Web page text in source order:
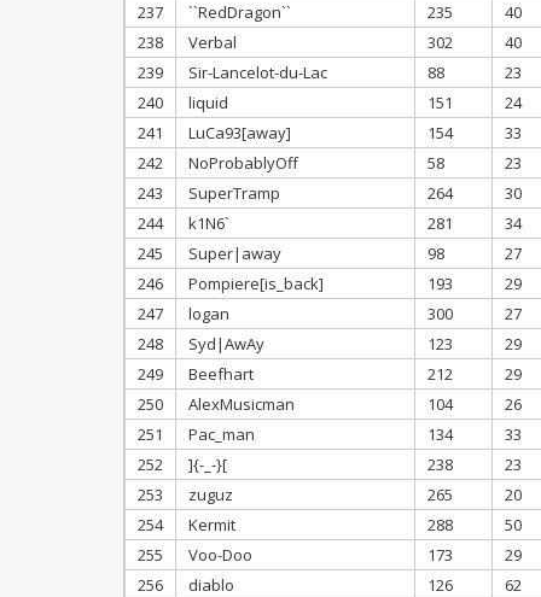
237
``RedDragon`` 235
40
238
Verbal 302
40
239
Sir-Lancelot-du-Lac 88
23
240
liquid 151
24
241
LuCa93[away] 154
33
242
NoProbablyOff 58
23
243
SuperTramp 264
30
244
k1N6` 281
34
245
Super|away 98
27
246
Pompiere[is_back] 193
29
247
logan 300
27
248
Syd|AwAy 123
29
249
Beefhart 212
29
250
AlexMusicman 104
26
251
Pac_man 134
33
252
]{-_-}[ 238
23
253
zuguz 265
20
254
Kermit 288
50
255
Voo-Doo 173
29
256
diablo 126
62